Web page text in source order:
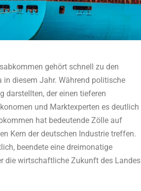
gehört schnell zu den
diesem Jahr. Während politische
darstellten, der einen tieferen
und Marktexperten es deutlich
hat bedeutende Zölle auf
Kern der deutschen Industrie treffen.
beendete eine dreimonatige
die wirtschaftliche Zukunft des Landes